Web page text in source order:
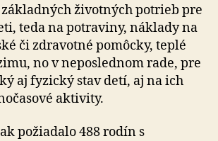
životných potrieb pre
teda na potraviny, náklady na
či zdravotné pomôcky, teplé
no v neposlednom rade, pre
aj fyzický stav detí, aj na ich
aktivity.
požiadalo 488 rodín s